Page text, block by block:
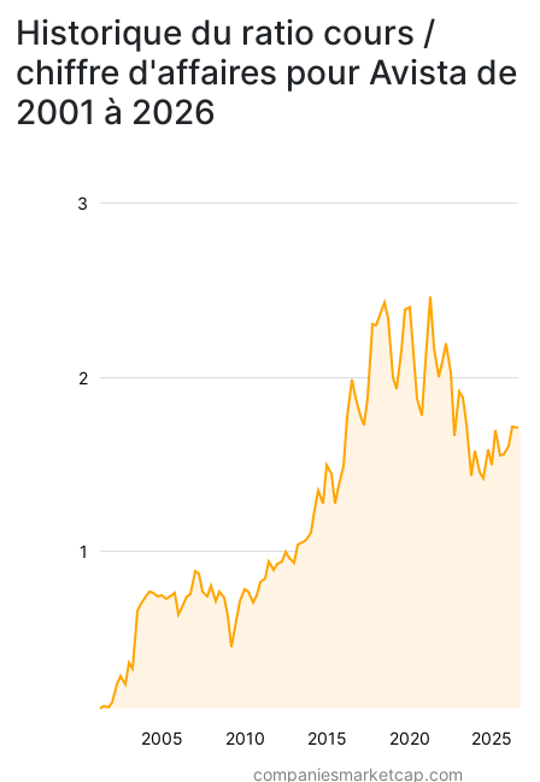
Historique du ratio cours /
chiffre d'affaires pour Avista de
2001 à 2026
2005 2010 2015 2020 2025
1
2
3
companiesmarketcap.com